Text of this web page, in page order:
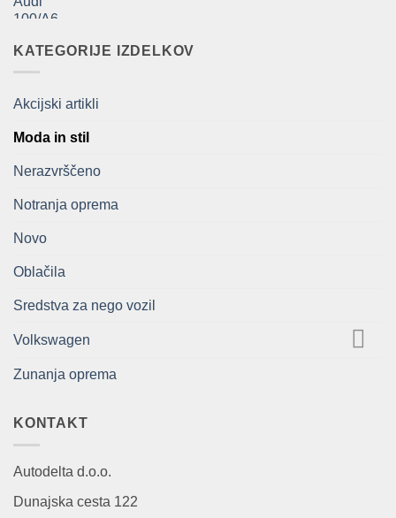
bila:
209,00€.
KATEGORIJE IZDELKOV
Akcijski artikli
Moda in stil
Nerazvrščeno
Notranja oprema
Novo
Oblačila
Sredstva za nego vozil
Volkswagen
Zunanja oprema
KONTAKT
Autodelta d.o.o.
Dunajska cesta 122